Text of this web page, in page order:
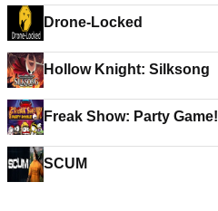
Drone-Locked
Hollow Knight: Silksong
Freak Show: Party Game!
SCUM